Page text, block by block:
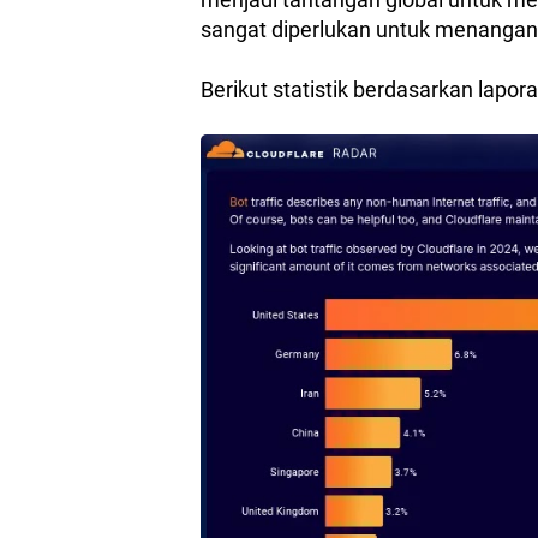
sangat diperlukan untuk
Berikut statistik berdasarkan